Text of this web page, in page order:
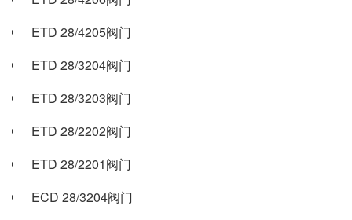
ETD 28/4205阀门
ETD 28/3204阀门
ETD 28/3203阀门
ETD 28/2202阀门
ETD 28/2201阀门
ECD 28/3204阀门